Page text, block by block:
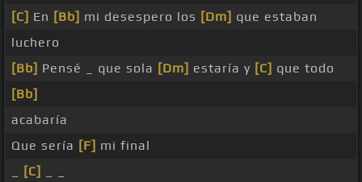
[C] En [Bb] mi desespero los [Dm] que estaban
luchero
[Bb] Pensé _ que sola [Dm] estaría y [C] que todo
[Bb]
acabaría
Que sería [F] mi final
[C]